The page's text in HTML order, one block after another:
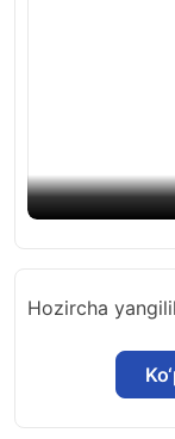
Hozircha